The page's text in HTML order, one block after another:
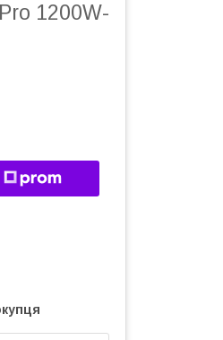
1200W-